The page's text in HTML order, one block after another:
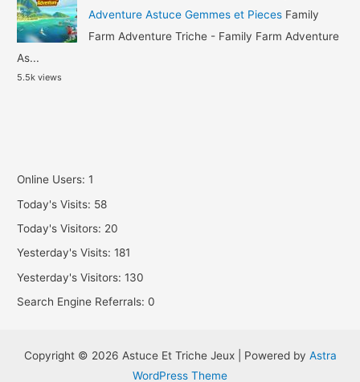
Adventure Astuce Gemmes et Pieces Family
Farm Adventure Triche - Family Farm Adventure
As...
5.5k views
Online Users:1
Today's Visits: 58
Today's Visitors: 20
Yesterday's Visits:181
Yesterday's Visitors:130
Search Engine Referrals:0
Copyright © 2026 Astuce Et Triche Jeux | Powered by Astra
WordPress Theme